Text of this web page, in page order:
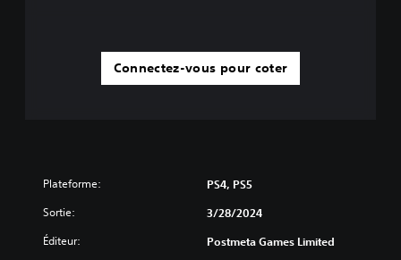
Connectez-vous pour coter
Plateforme: PS4, PS5
Sortie: 3/28/2024
Éditeur: Postmeta Games Limited